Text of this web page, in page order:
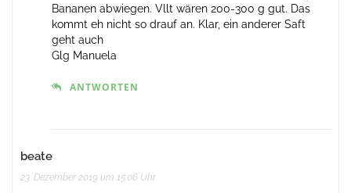
Bananen abwiegen. Vllt wären 200-300 g gut. Das
kommt eh nicht so drauf an. Klar, ein anderer Saft
geht auch
Glg Manuela
ANTWORTEN
beate
23. Dezember 2019 um 15:06 Uhr